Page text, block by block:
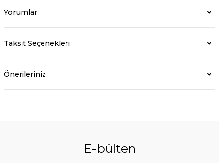
Yorumlar
Taksit Seçenekleri
Önerileriniz
E-bülten